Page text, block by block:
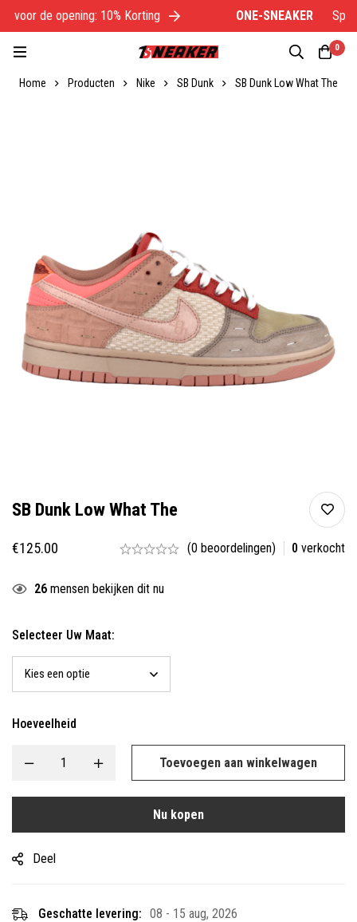
voor de opening: 10% Korting ONE-SNEAKER
0
Home Producten Nike SB Dunk SB Dunk Low What The
SB Dunk Low What The
€125.00 (0 beoordelingen) 0 verkocht
26 mensen bekijken dit nu
Selecteer Uw Maat:
Hoeveelheid
Toevoegen aan winkelwagen
Nu kopen
Deel
Geschatte levering: 08 - 15 aug, 2026